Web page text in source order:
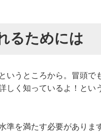
るためには
いうところから。冒頭で
しく知っているよ！とい
準を満たす必要がありま